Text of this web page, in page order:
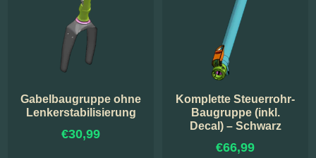
Gabelbaugruppe ohne
Lenkerstabilisierung
€30,99
Komplette Steuerrohr-
Baugruppe (inkl.
Decal) – Schwarz
€66,99